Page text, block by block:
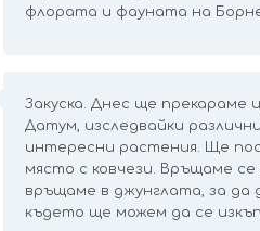
флората и фауната на
Закуска. Днес ще
Датум, изследвайки
интересни растения. Ще
място с ковчези. Връщаме
връщаме в джунглата, за да
където ще можем да се